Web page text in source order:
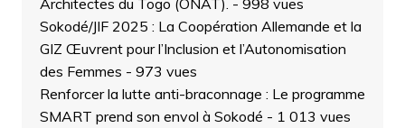
Sokodé/JIF 2025 : La Coopération Allemande et la
GIZ Œuvrent pour l’Inclusion et l’Autonomisation
des Femmes - 973 vues
Renforcer la lutte anti-braconnage : Le programme
SMART prend son envol à Sokodé - 1 013 vues